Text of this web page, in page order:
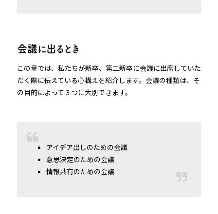
会議に出るとき
この章では、私たちが新卒、第二新卒に会議に出席していた
だく際に伝えている心構えを紹介します。会議の種類は、そ
の目的によって３つに大別できます。
アイデア出しのための会議
意思決定のための会議
情報共有のための会議